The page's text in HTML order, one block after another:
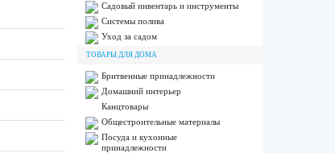
Садовый инвентарь и инструменты
Системы полива
Уход за садом
ТОВАРЫ ДЛЯ ДОМА
Бритвенные принадлежности
Домашний интерьер
Канцтовары
Общестроительные материалы
Посуда и кухонные
принадлежности